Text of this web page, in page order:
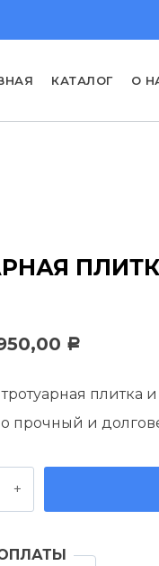
КАТАЛОГ О
РТекущая
950,00
плитка
прочный и